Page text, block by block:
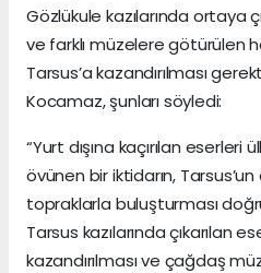
Gözlükule kazılarında ortaya
ve farklı müzelere götürülen
Tarsus’a kazandırılması
Kocamaz, şunları söyledi:
“Yurt dışına kaçırılan
övünen bir iktidarın,
topraklarla buluşturması
Tarsus kazılarında çıkarılan
kazandırılması ve çağdaş